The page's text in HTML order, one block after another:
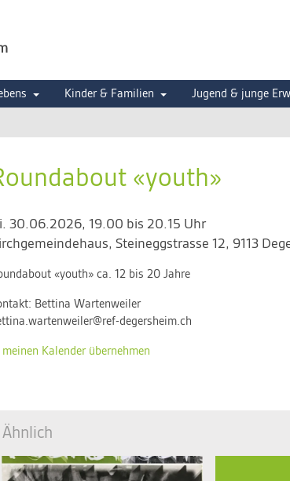
Kinder & Familien Jugend & junge
«youth»
30.06.2026, 19.00 bis 20.15 Uhr
, Steineggstrasse 12, 9113
«youth» ca. 12 bis 20 Jahre
Bettina Wartenweiler
degersheim.ch
meinen Kalender übernehmen
Ähnlich